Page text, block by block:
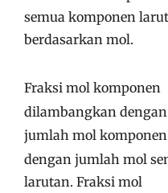
semua komponen
berdasarkan mol.
Fraksi mol komponen
dilambangkan dengan
jumlah mol komponen
dengan jumlah mol
larutan. Fraksi mol